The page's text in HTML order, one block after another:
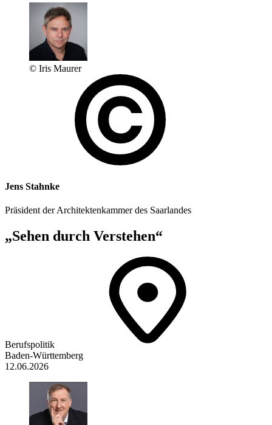
© Iris Maurer
Jens Stahnke
Präsident der Architektenkammer des Saarlandes
„Sehen durch Verstehen“
Berufspolitik
Baden-Württemberg
12.06.2026